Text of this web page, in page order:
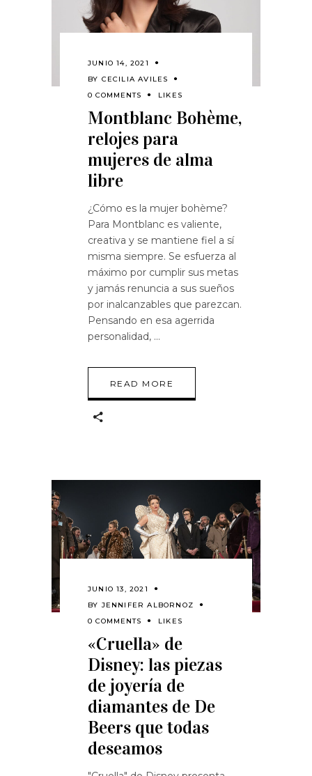
JUNIO 14, 2021
BY CECILIA AVILES
0 COMMENTS
LIKES
Montblanc Bohème,
relojes para
mujeres de alma
libre
¿Cómo es la mujer bohème?
Para Montblanc es valiente,
creativa y se mantiene fiel a sí
misma siempre. Se esfuerza al
máximo por cumplir sus metas
y jamás renuncia a sus sueños
por inalcanzables que parezcan.
Pensando en esa agerrida
personalidad,
READ MORE
JUNIO 13, 2021
BY JENNIFER ALBORNOZ
0 COMMENTS
LIKES
«Cruella» de
Disney: las piezas
de joyería de
diamantes de De
Beers que todas
deseamos